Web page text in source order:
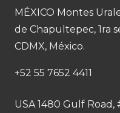
MÉXICO Montes
de Chapultepec, 1ra
CDMX, México.
+52 55 7652 4411
USA 1480 Gulf